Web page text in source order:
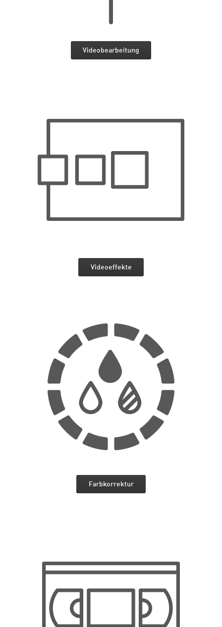
Videobearbeitung
Videoeffekte
Farbkorrektur